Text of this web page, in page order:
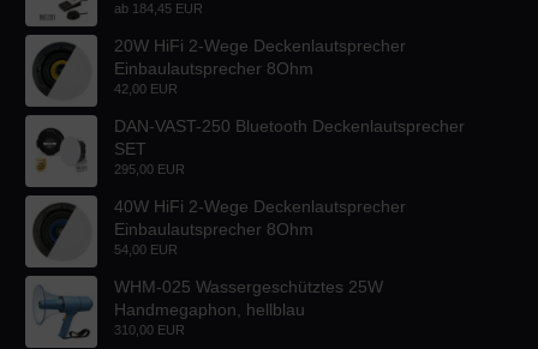
ab 184,45 EUR
20W HiFi 2-Wege Deckenlautsprecher
Einbaulautsprecher 8Ohm
42,00 EUR
DAN-VAST-250 Bluetooth Deckenlautsprecher
SET
295,00 EUR
40W HiFi 2-Wege Deckenlautsprecher
Einbaulautsprecher 8Ohm
54,00 EUR
WHM-025 Wassergeschütztes 25W
Handmegaphon, hellblau
310,00 EUR